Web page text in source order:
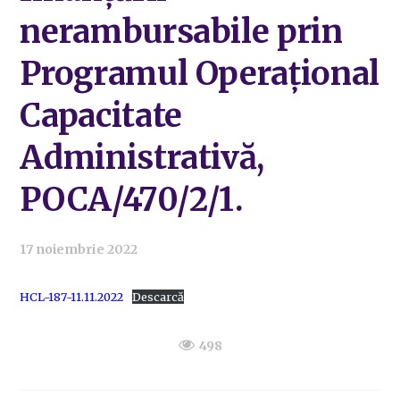
nerambursabile prin
Programul Operațional
Capacitate
Administrativă,
POCA/470/2/1.
17 noiembrie 2022
HCL-187-11.11.2022 Descarcă
498